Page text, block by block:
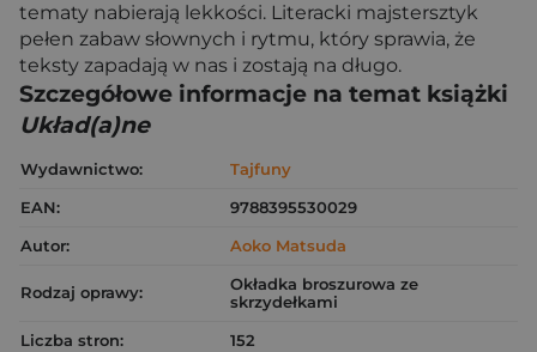
tematy nabierają lekkości. Literacki majstersztyk
pełen zabaw słownych i rytmu, który sprawia, że
teksty zapadają w nas i zostają na długo.
Szczegółowe informacje na temat książki
Układ(a)ne
Wydawnictwo:
Tajfuny
EAN:
9788395530029
Autor:
Aoko Matsuda
Rodzaj oprawy:
Okładka broszurowa ze
skrzydełkami
Liczba stron:
152